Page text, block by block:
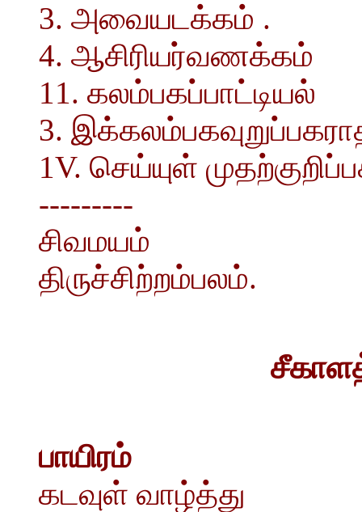
3. அவையடக்கம் .
4. ஆசிரியர்வணக்கம்
11. கலம்பகப்பாட்டியல்
3.
1V. செய்யுள்
---------
சிவமயம்
திருச்சிற்றம்பலம்.
பாயிரம்
கடவுள் வாழ்த்து